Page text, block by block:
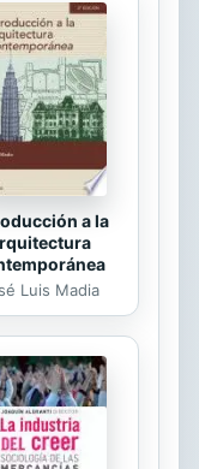
o pierden
de estas
de lo más
agente
a la
Luis Madia